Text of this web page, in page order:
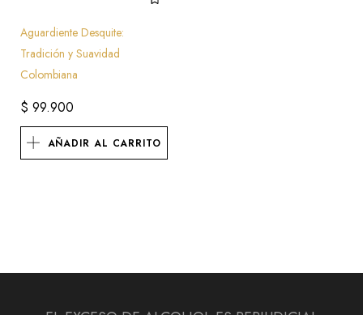
Aguardiente Desquite:
Tradición y Suavidad
Colombiana
$ 99.900
AÑADIR AL CARRITO